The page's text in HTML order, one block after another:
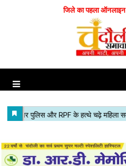
जिले का पहला ऑनलाइन